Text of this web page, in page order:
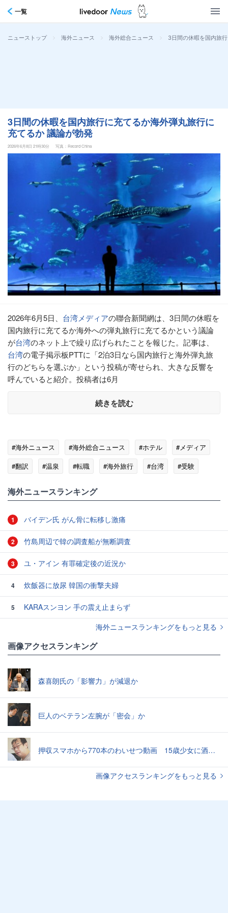
一覧
ニューストップ > 海外ニュース > 海外総合ニュース > 3日間の休暇を国内旅
3日間の休暇を国内旅行に充てるか海外弾丸旅行に
充てるか 議論が勃発
2026年6月8日 21時30分 写真：Record China
2026年6月5日、 台湾メディアの聯合新聞網は、3日間の休暇を
国内旅行に充てるか海外への弾丸旅行に充てるかという議論
が台湾のネット上で繰り広げられたことを報じた。記事は、
台湾の電子掲示板PTTに「2泊3日なら国内旅行と海外弾丸旅
行のどちらを選ぶか」という投稿が寄せられ、大きな反響を
呼んでいると紹介。投稿者は6月
続きを読む
#海外ニュース #海外総合ニュース #ホテル
#メディア
#翻訳
#温泉 #転職 #海外旅行 #台湾 #受験
海外ニュースランキング
1 バイデン氏 がん骨に転移し激痛
2 竹島周辺で韓の調査船が無断調査
3 ユ・アイン 有罪確定後の近況か
4 炊飯器に放尿 韓国の衝撃夫婦
5
KARAスンヨン 手の震え止まらず
海外ニュースランキングをもっと見る
画像アクセスランキング
森喜朗氏の「影響力」が減退か
巨人のベテラン左腕が「密会」か
押収スマホから770本のわいせつ動画 15歳少女に酒と薬飲ませ性的暴行か 54歳男を再逮捕 「薬もありますよ」とSNSで誘い出し
画像アクセスランキングをもっと見る